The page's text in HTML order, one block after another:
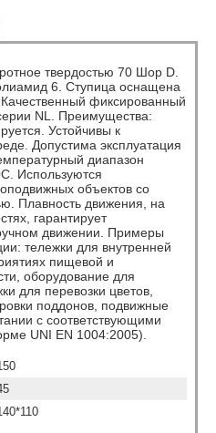
твердостью 70 Шор D.
6. Ступица оснащена
фиксированный
NL. Преимущества:
Устойчивы к
Допустима эксплуатация
диапазон
Используются
объектов со
Плавность движения, на
гарантирует
движении. Примеры
тележки для внутренней
пищевой и
оборудование для
для перевозки цветов,
поддонов, подвижные
с соответствующими
UNI EN 1004:2005).